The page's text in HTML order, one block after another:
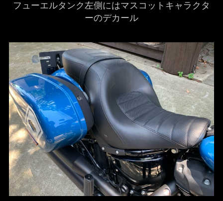
フューエルタンク左側にはマスコットキャラクタ
ーのデカール